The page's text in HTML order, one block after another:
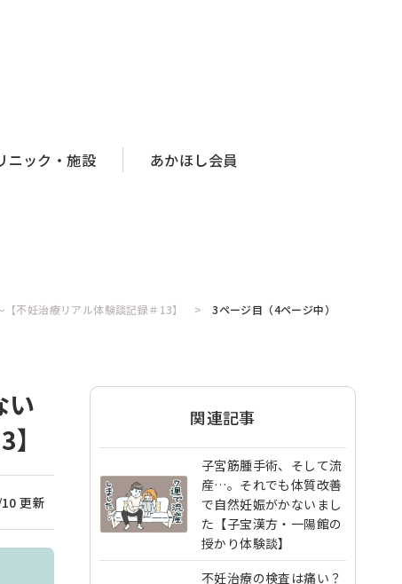
ニック・施設 あかほし会員
不妊治療リアル体験談記録＃13】 3ページ目（4ページ中）
い
更新
関連記事
子宮筋腫手術、そして流
産…。それでも体質改善
で自然妊娠がかないまし
た【子宝漢方・一陽館の
授かり体験談】
不妊治療の検査は痛い？